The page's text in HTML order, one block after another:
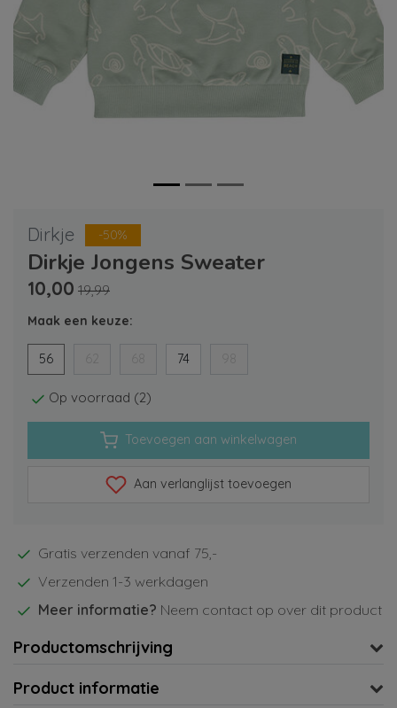
Dirkje -50%
Dirkje Jongens Sweater
10,00 19,99
Maak een keuze:
56 74
Op voorraad (2)
Toevoegen aan winkelwagen
Aan verlanglijst toevoegen
Gratis verzenden vanaf 75,-
Verzenden 1-3 werkdagen
Meer informatie? Neem contact op over dit product
Productomschrijving
Product informatie